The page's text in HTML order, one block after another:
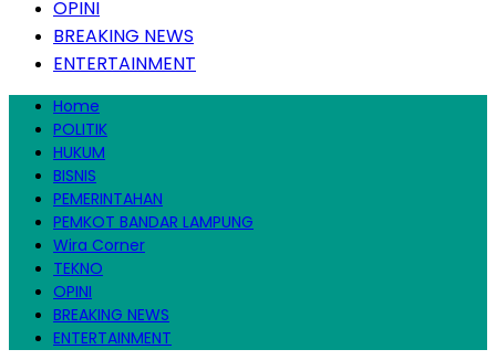
OPINI
BREAKING NEWS
ENTERTAINMENT
Home
POLITIK
HUKUM
BISNIS
PEMERINTAHAN
PEMKOT BANDAR LAMPUNG
Wira Corner
TEKNO
OPINI
BREAKING NEWS
ENTERTAINMENT